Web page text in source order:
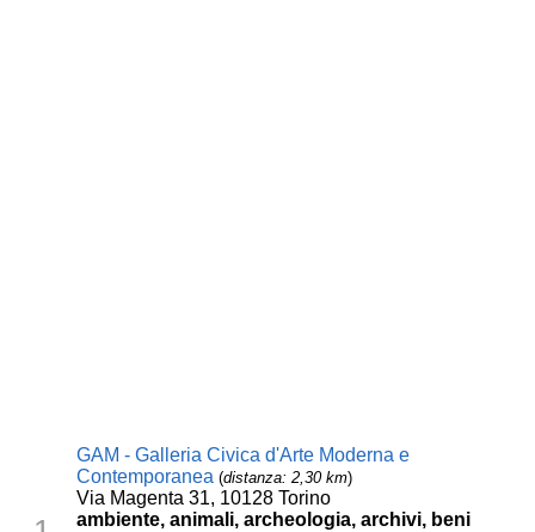
GAM - Galleria Civica d'Arte Moderna e
Contemporanea (distanza: 2,30 km)
Via Magenta 31, 10128 Torino
ambiente, animali, archeologia, archivi, beni